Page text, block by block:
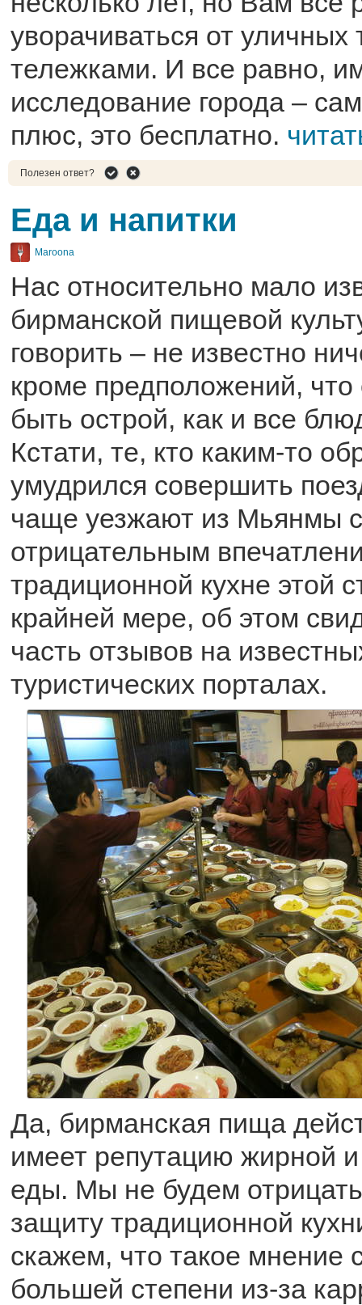
уворачиваться от уличных
тележками. И все равно,
исследование города –
плюс, это бесплатно.
Полезен ответ?
Еда и напитки
Maroona
Нас относительно мало
бирманской пищевой
говорить – не известно
кроме предположений,
быть острой, как и все
Кстати, те, кто каким-то
умудрился совершить
чаще уезжают из Мьянмы
отрицательным
традиционной кухне этой
крайней мере, об этом
часть отзывов на
туристических порталах.
Да, бирманская пища
имеет репутацию жирной
еды. Мы не будем отрицать
защиту традиционной
скажем, что такое мнение
большей степени из-за